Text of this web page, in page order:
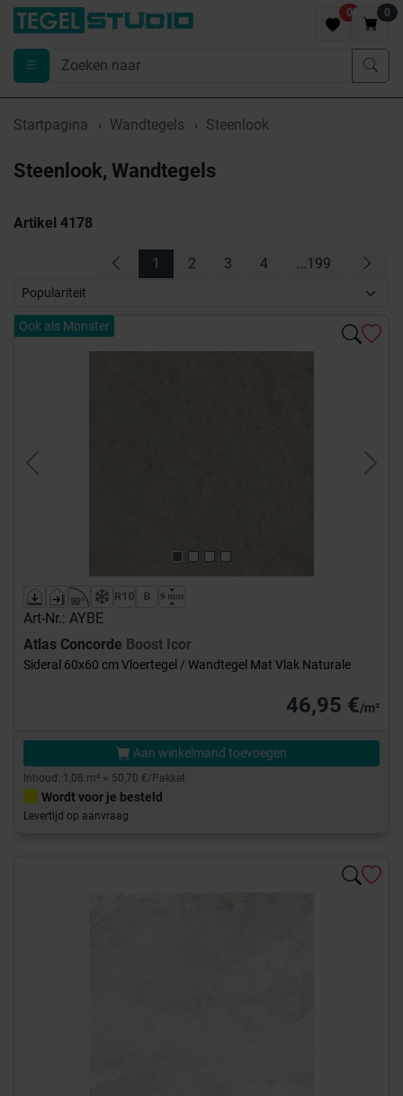
0 0
Startpagina Wandtegels Steenlook
Steenlook, Wandtegels
Artikel 4178
1 2 3 4 ...199
Ook als Monster
Previous Next
Art-Nr.: AYBE
Atlas Concorde Boost Icor
Sideral 60x60 cm Vloertegel / Wandtegel Mat Vlak Naturale
46,95 €/m²
Aan winkelmand toevoegen
Inhoud: 1,08 m² = 50,70 €/Pakket
Wordt voor je besteld
Levertijd op aanvraag